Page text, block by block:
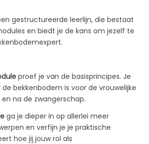
gestructureerde leerlijn, die bestaat
en biedt je de kans om jezelf te
proef je van de basisprincipes. Je
bekkenbodem is voor de vrouwelijke
na de zwangerschap.
ga je dieper in op allerlei meer
en verfijn je je praktische
hoe jij jouw rol als